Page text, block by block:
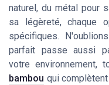
naturel, du métal pour
sa légèreté, chaque
spécifiques.
parfait passe aussi
votre environnement,
bambou qui